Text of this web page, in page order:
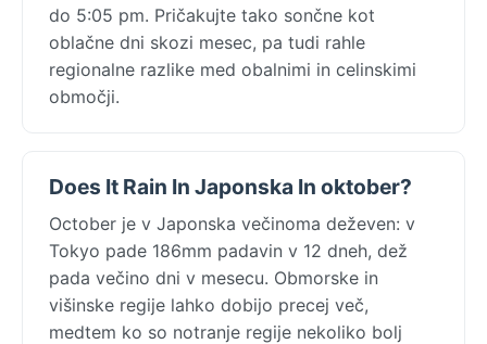
do 5:05 pm. Pričakujte tako sončne kot
oblačne dni skozi mesec, pa tudi rahle
regionalne razlike med obalnimi in celinskimi
območji.
Does It Rain In Japonska In oktober?
October je v Japonska večinoma deževen: v
Tokyo pade 186mm padavin v 12 dneh, dež
pada večino dni v mesecu. Obmorske in
višinske regije lahko dobijo precej več,
medtem ko so notranje regije nekoliko bolj